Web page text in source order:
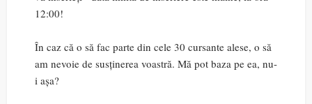
12:00!
În caz că o să fac parte din cele 30 cursante alese, o să
am nevoie de susținerea voastră. Mă pot baza pe ea, nu-
i așa?